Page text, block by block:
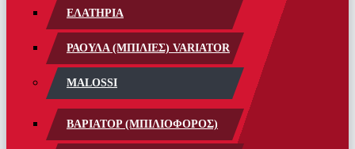
ΕΛΑΤΗΡΙΑ
ΡΑΟΥΛΑ (ΜΠΙΛΙΕΣ) VARIATOR
MALOSSI
ΒΑΡΙΑΤΟΡ (ΜΠΙΛΙΟΦΟΡΟΣ)